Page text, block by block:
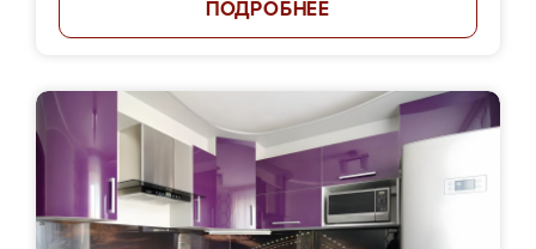
ПОДРОБНЕЕ